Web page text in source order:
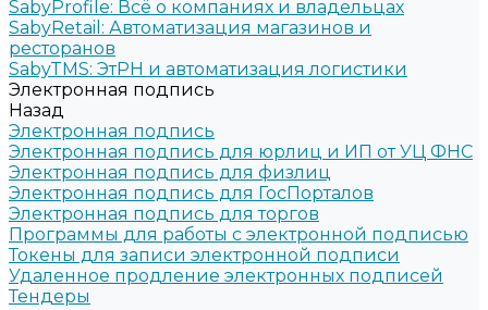
SabyProfile: Всё о компаниях и владельцах
SabyRetail: Автоматизация магазинов и
ресторанов
SabyTMS: ЭтРН и автоматизация логистики
Электронная подпись
Назад
Электронная подпись
Электронная подпись для юрлиц и ИП от УЦ ФНС
Электронная подпись для физлиц
Электронная подпись для ГосПорталов
Электронная подпись для торгов
Программы для работы с электронной подписью
Токены для записи электронной подписи
Удаленное продление электронных подписей
Тендеры